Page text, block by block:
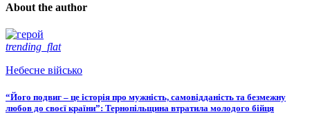
About the author
trending_flat
Небесне військо
“Його подвиг – це історія про мужність, самовідданість та безмежну
любов до своєї країни”: Тернопільщина втратила молодого бійця